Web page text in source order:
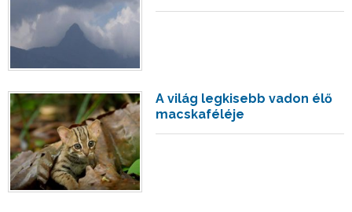
A világ legkisebb vadon élő
macskaféléje